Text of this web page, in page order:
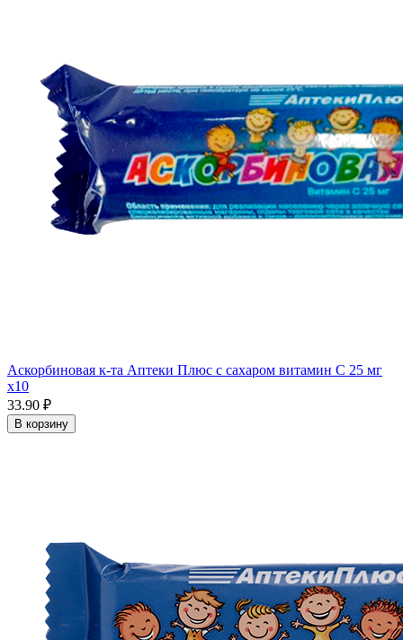
Аскорбиновая к-та Аптеки Плюс с сахаром витамин С 25 мг
x10
33.90 ₽
В корзину